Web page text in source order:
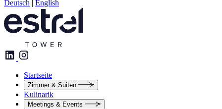
Deutsch | English
Startseite
Zimmer & Suiten
Kulinarik
Meetings & Events